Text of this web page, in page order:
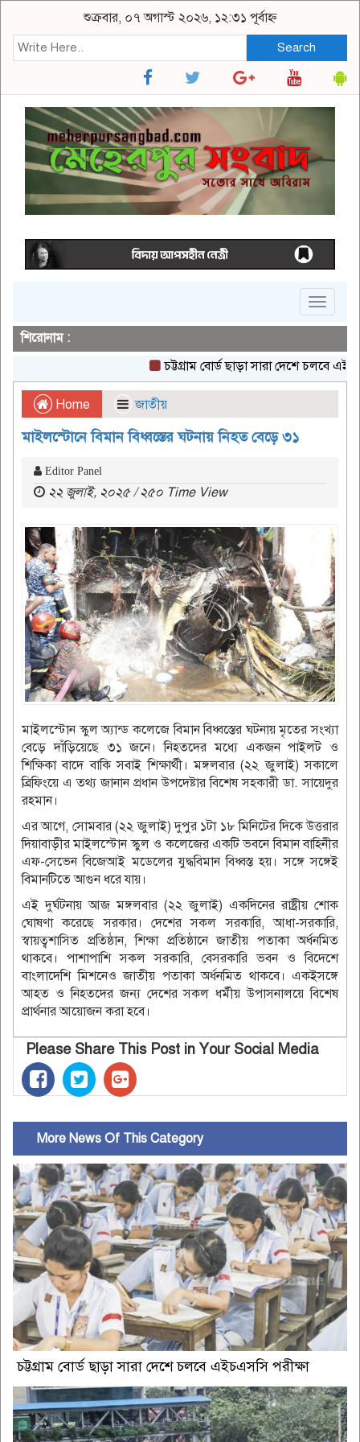
শুক্রবার, ০৭ অগাস্ট ২০২৬, ১২:৩১ পূর্বাহ্ন
Search
Toggle
শিরোনাম :
চট্টগ্রাম বোর্ড ছাড়া সারা দেশে চলবে এইচএসসি
Home জাতীয়
মাইলস্টোনে বিমান বিধ্বস্তের ঘটনায় নিহত বেড়ে ৩১
Editor Panel
২২ জুলাই, ২০২৫ / ২৫০ Time View
মাইলস্টোন স্কুল অ্যান্ড কলেজে বিমান বিধ্বস্তের ঘটনায় মৃতের সংখ্যা
বেড়ে দাঁড়িয়েছে ৩১ জনে। নিহতদের মধ্যে একজন পাইলট ও
শিক্ষিকা বাদে বাকি সবাই শিক্ষার্থী। মঙ্গলবার (২২ জুলাই) সকালে
ব্রিফিংয়ে এ তথ্য জানান প্রধান উপদেষ্টার বিশেষ সহকারী ডা. সায়েদুর
রহমান।
এর আগে, সোমবার (২২ জুলাই) দুপুর ১টা ১৮ মিনিটের দিকে উত্তরার
দিয়াবাড়ীর মাইলস্টোন স্কুল ও কলেজের একটি ভবনে বিমান বাহিনীর
এফ-সেভেন বিজেআই মডেলের যুদ্ধবিমান বিধ্বস্ত হয়। সঙ্গে সঙ্গেই
বিমানটিতে আগুন ধরে যায়।
এই দুর্ঘটনায় আজ মঙ্গলবার (২২ জুলাই) একদিনের রাষ্ট্রীয় শোক
ঘোষণা করেছে সরকার। দেশের সকল সরকারি, আধা-সরকারি,
স্বায়ত্বশাসিত প্রতিষ্ঠান, শিক্ষা প্রতিষ্ঠানে জাতীয় পতাকা অর্ধনমিত
থাকবে। পাশাপাশি সকল সরকারি, বেসরকারি ভবন ও বিদেশে
বাংলাদেশি মিশনেও জাতীয় পতাকা অর্ধনমিত থাকবে। একইসঙ্গে
আহত ও নিহতদের জন্য দেশের সকল ধর্মীয় উপাসনালয়ে বিশেষ
প্রার্থনার আয়োজন করা হবে।
Please Share This Post in Your Social Media
More News Of This Category
চট্টগ্রাম বোর্ড ছাড়া সারা দেশে চলবে এইচএসসি পরীক্ষা